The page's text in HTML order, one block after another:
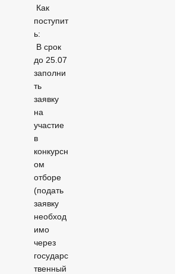
поступит
ь:
до 25.07
заполни
ть
заявку
на
участие
в
конкурсн
ом
отборе
(подать
заявку
необход
имо
через
государс
твенный